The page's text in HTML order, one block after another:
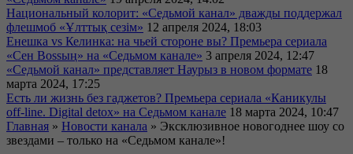
Национальный колорит: «Седьмой канал» дважды поддержал
флешмоб «Ұлттық сезім» 12 апреля 2024, 18:03
Енешка vs Келинка: на чьей стороне вы? Премьера сериала
«Сен Bossың» на «Седьмом канале» 3 апреля 2024, 12:47
«Седьмой канал» представляет Наурыз в новом формате 18
марта 2024, 17:25
Есть ли жизнь без гаджетов? Премьера сериала «Каникулы
off-line. Digital detox» на Седьмом канале 18 марта 2024, 10:47
Главная » Новости канала » Эксклюзивное новогоднее шоу со
звездами – только на «Седьмом канале»!